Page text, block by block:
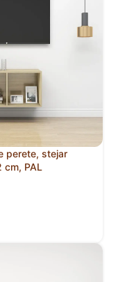
perete, stejar
cm, PAL